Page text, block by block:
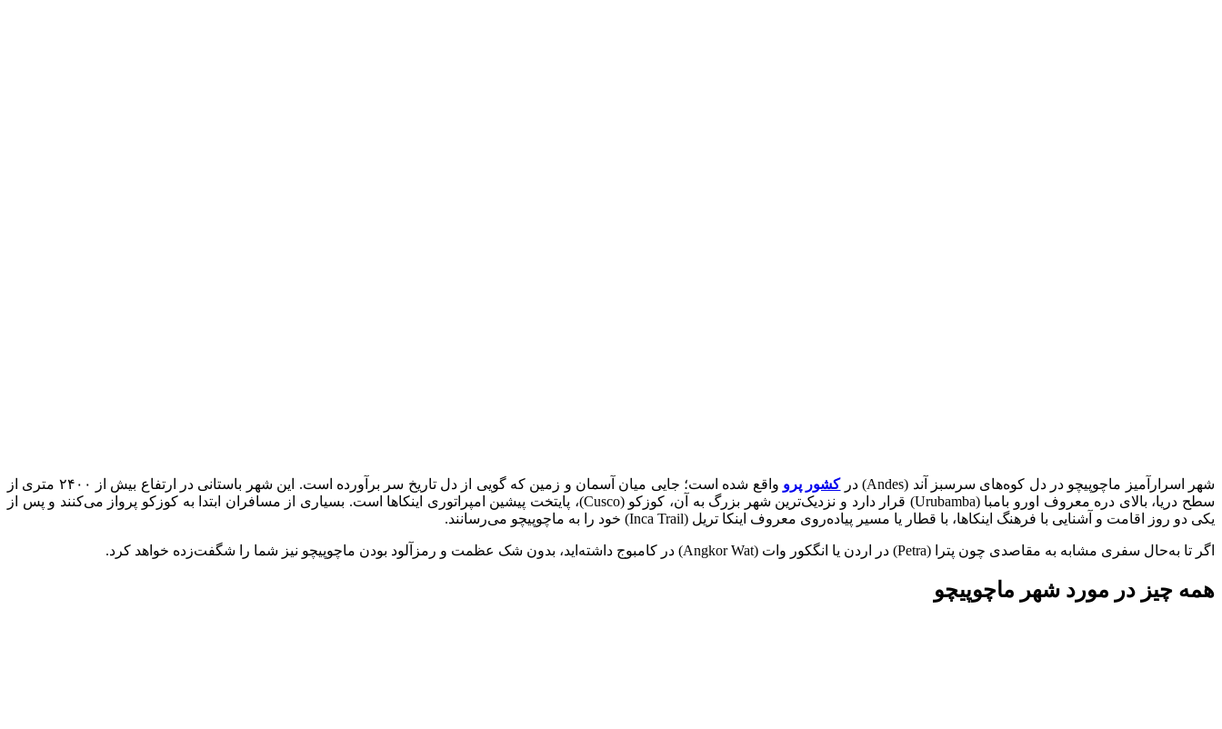
شهر اسرارآمیز ماچوپیچو در دل کوه‌های سرسبز آند (Andes) در کشور پرو
واقع شده است؛ جایی میان آسمان و زمین که گویی از دل تاریخ سر برآورده است. این شهر باستانی در ارتفاع بیش از ۲۴۰۰ متری از
سطح دریا، بالای دره‌ معروف اورو بامبا (Urubamba) قرار دارد و نزدیک‌ترین شهر بزرگ به آن، کوزکو (Cusco)، پایتخت پیشین امپراتوری اینکاها است. بسیاری از مسافران ابتدا به کوزکو پرواز می‌کنند و پس از
یکی دو روز اقامت و آشنایی با فرهنگ اینکاها، با قطار یا مسیر پیاده‌روی معروف اینکا تریل (Inca Trail) خود را به ماچوپیچو می‌رسانند.
اگر تا به‌حال سفری مشابه به مقاصدی چون پترا (Petra) در اردن یا انگکور وات (Angkor Wat) در کامبوج داشته‌اید، بدون شک عظمت و رمزآلود بودن ماچوپیچو نیز شما را شگفت‌زده خواهد کرد.
همه چیز در مورد شهر ماچوپیچو